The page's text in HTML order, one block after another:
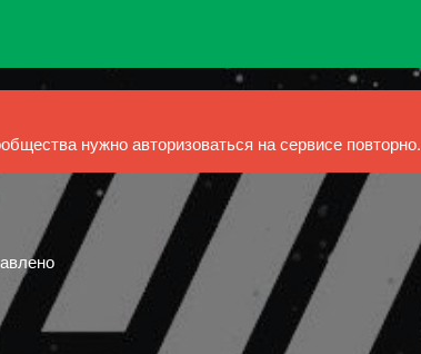
нужно авторизоваться на сервисе повторно.